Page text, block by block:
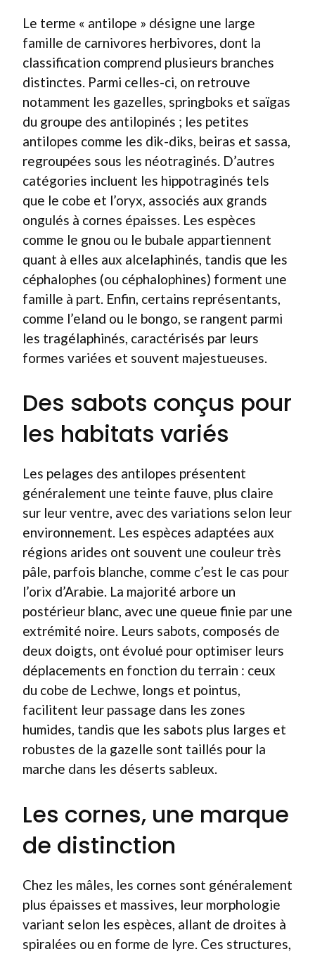
Le terme « antilope » désigne une large
famille de carnivores herbivores, dont la
classification comprend plusieurs branches
distinctes. Parmi celles-ci, on retrouve
notamment les gazelles, springboks et saïgas
du groupe des antilopinés ; les petites
antilopes comme les dik-diks, beiras et sassa,
regroupées sous les néotraginés. D’autres
catégories incluent les hippotraginés tels
que le cobe et l’oryx, associés aux grands
ongulés à cornes épaisses. Les espèces
comme le gnou ou le bubale appartiennent
quant à elles aux alcelaphinés, tandis que les
céphalophes (ou céphalophines) forment une
famille à part. Enfin, certains représentants,
comme l’eland ou le bongo, se rangent parmi
les tragélaphinés, caractérisés par leurs
formes variées et souvent majestueuses.
Des sabots conçus pour
les habitats variés
Les pelages des antilopes présentent
généralement une teinte fauve, plus claire
sur leur ventre, avec des variations selon leur
environnement. Les espèces adaptées aux
régions arides ont souvent une couleur très
pâle, parfois blanche, comme c’est le cas pour
l’orix d’Arabie. La majorité arbore un
postérieur blanc, avec une queue finie par une
extrémité noire. Leurs sabots, composés de
deux doigts, ont évolué pour optimiser leurs
déplacements en fonction du terrain : ceux
du cobe de Lechwe, longs et pointus,
facilitent leur passage dans les zones
humides, tandis que les sabots plus larges et
robustes de la gazelle sont taillés pour la
marche dans les déserts sableux.
Les cornes, une marque
de distinction
Chez les mâles, les cornes sont généralement
plus épaisses et massives, leur morphologie
variant selon les espèces, allant de droites à
spiralées ou en forme de lyre. Ces structures,